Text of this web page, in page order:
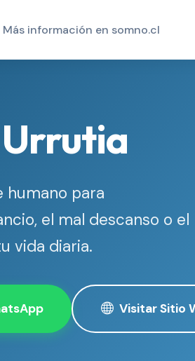
Más información en somno.cl
humano para
el mal descanso o el
vida diaria.
Visitar Sitio